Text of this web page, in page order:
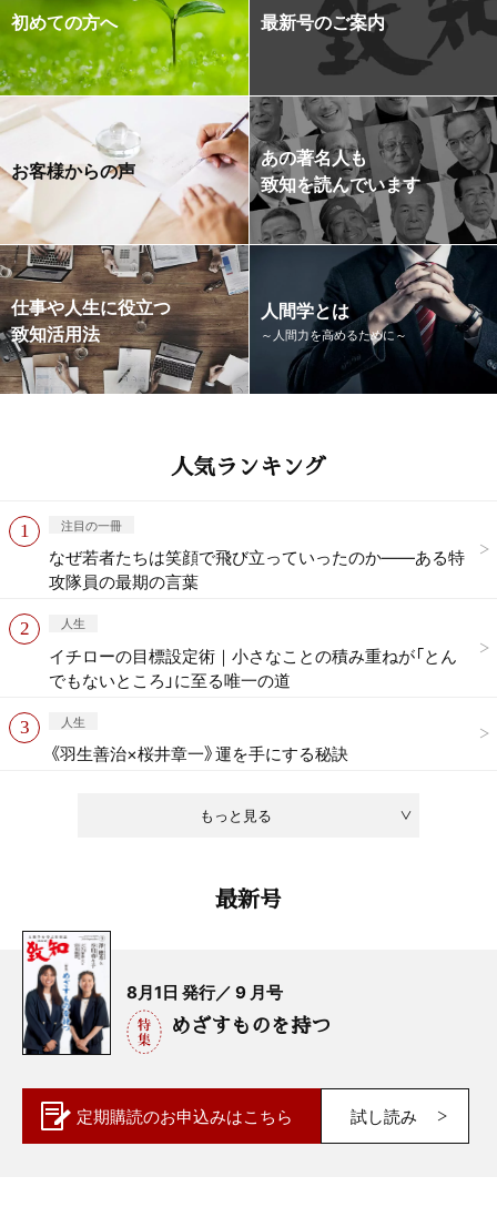
初めての方へ 最新号のご案内
お客様からの声
あの著名人も
致知を読んでいます
仕事や人生に役立つ
致知活用法
人間学とは
～人間力を高めるために～
人気ランキング
もっと見る
注目の一冊
なぜ若者たちは笑顔で飛び立っていったのか——ある特
攻隊員の最期の言葉
人生
イチローの目標設定術｜小さなことの積み重ねが「とん
でもないところ」に至る唯一の道
人生
《羽生善治×桜井章一》運を手にする秘訣
最新号
8月1日 発行／ 9 月号
めざすものを持つ
定期購読のお申込みはこちら 試し読み